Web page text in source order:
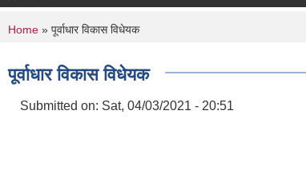
You are here
Home » पूर्वाधार विकास विधेयक
पूर्वाधार विकास विधेयक
Submitted on: Sat, 04/03/2021 - 20:51